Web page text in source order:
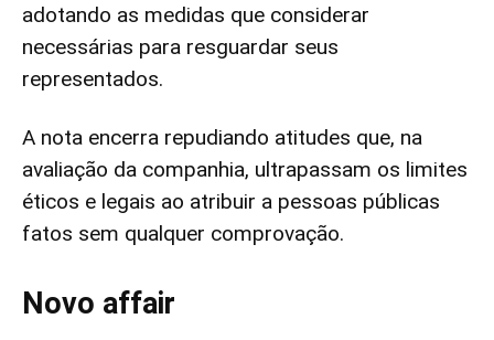
adotando as medidas que considerar
necessárias para resguardar seus
representados.
A nota encerra repudiando atitudes que, na
avaliação da companhia, ultrapassam os limites
éticos e legais ao atribuir a pessoas públicas
fatos sem qualquer comprovação.
Novo affair